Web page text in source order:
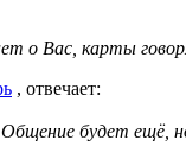
о Вас, карты
, отвечает:
будет ещё,